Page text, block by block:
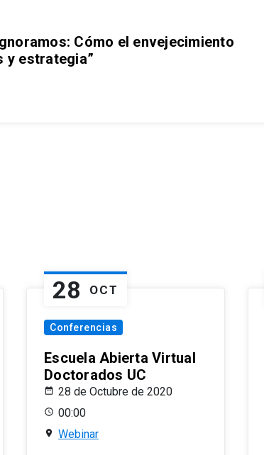
Cómo el envejecimiento
y estrategia”
28 OCT
Conferencias
Escuela Abierta Virtual
Doctorados UC
28 de Octubre de 2020
00:00
Webinar